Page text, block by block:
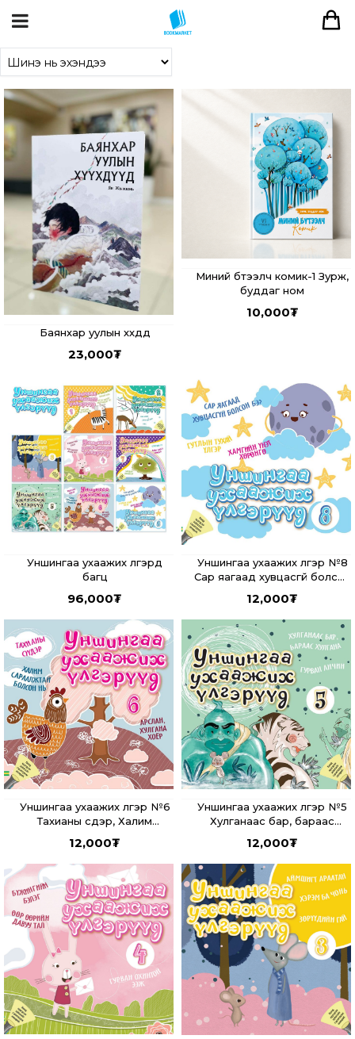
Баянхар уулын хүүхдүүд
23,000₮
Миний бүтээлч комик-1 Зурж,
буддаг ном
10,000₮
Уншингаа ухаажих үлгэрүүд
багц
96,000₮
Уншингаа ухаажих үлгэр №8
Сар яагаад хувцасгүй болсон
Хамгийн үнэт хөрөнгө
12,000₮
Уншингаа ухаажих үлгэр №6
Тахианы сүүдэр, Халим
Арслан, хулгана хоёр
12,000₮
Уншингаа ухаажих үлгэр №5
Хулганаас бар, бараас
12,000₮